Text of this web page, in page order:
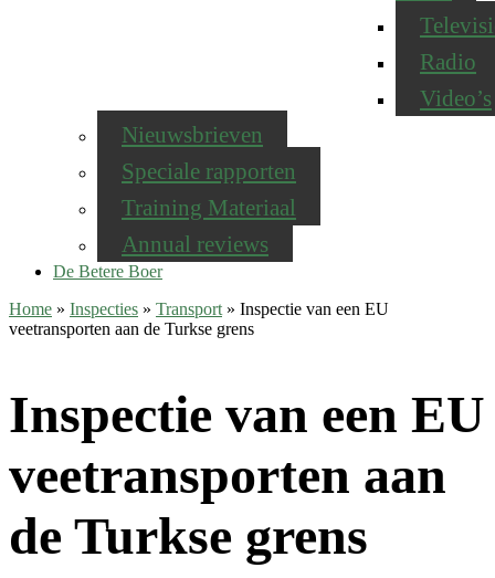
Radio
Video’s
Nieuwsbrieven
Speciale rapporten
Training Materiaal
Annual reviews
De Betere Boer
Home » Inspecties » Transport » Inspectie van een EU
veetransporten aan de Turkse grens
Inspectie van een EU
veetransporten aan
de Turkse grens